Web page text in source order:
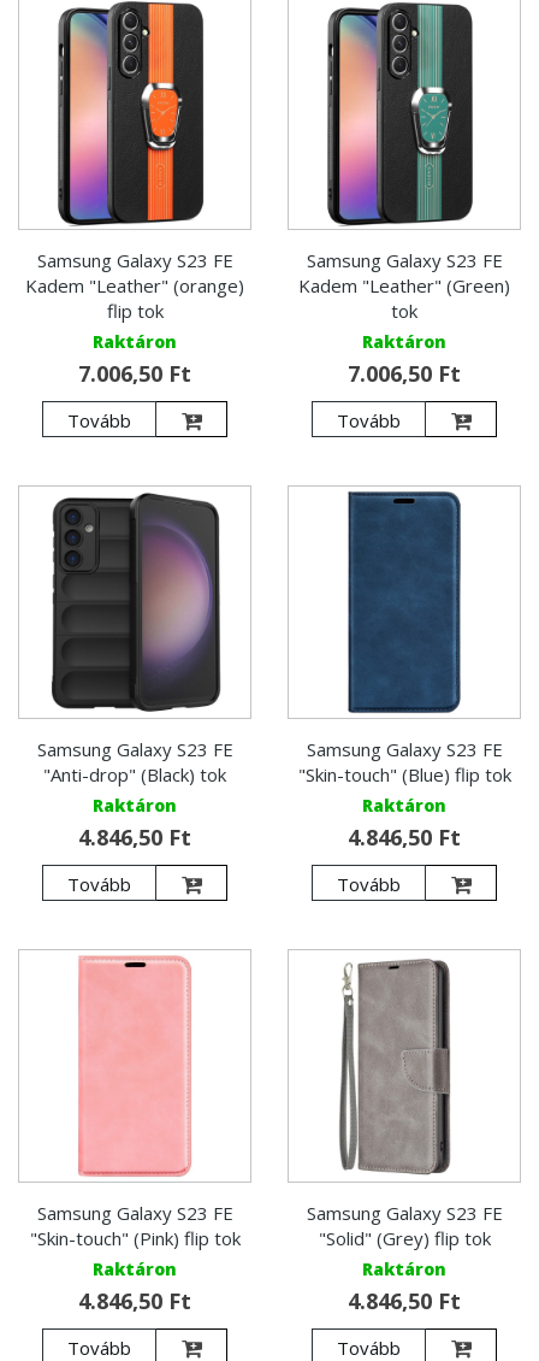
Samsung Galaxy S23 FE
Kadem "Leather" (orange)
flip tok
Raktáron
7.006,50 Ft
Tovább
Samsung Galaxy S23 FE
Kadem "Leather" (Green)
tok
Raktáron
7.006,50 Ft
Tovább
Samsung Galaxy S23 FE
"Anti-drop" (Black) tok
Raktáron
4.846,50 Ft
Tovább
Samsung Galaxy S23 FE
"Skin-touch" (Blue) flip tok
Raktáron
4.846,50 Ft
Tovább
Samsung Galaxy S23 FE
"Skin-touch" (Pink) flip tok
Raktáron
4.846,50 Ft
Tovább
Samsung Galaxy S23 FE
"Solid" (Grey) flip tok
Raktáron
4.846,50 Ft
Tovább